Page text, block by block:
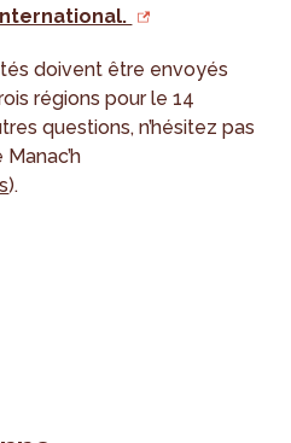
doivent être envoyés
régions pour le 14
questions, n’hésitez pas
).